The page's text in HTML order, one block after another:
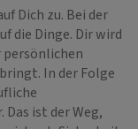
Dich zu. Bei der
die Dinge. Dir wird
persönlichen
In der Folge
ist der Weg,